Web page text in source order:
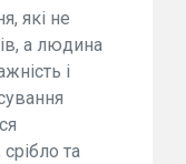
які не
а людина
і
та